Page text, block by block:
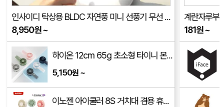
인사이디 탁상용 BLDC 자연풍 미니 선풍기 무선 저소음 스탠드 선풍기 ISF-100
8,950원~
하이온 12cm 65g 초소형 타이니 몬스터 휴대용 선풍기 H14
5,150원~
이노젠 아이쿨러 8S 거치대 겸용 휴대용 선풍기 INOZEN i-cooler 8S
계란자루
181원~